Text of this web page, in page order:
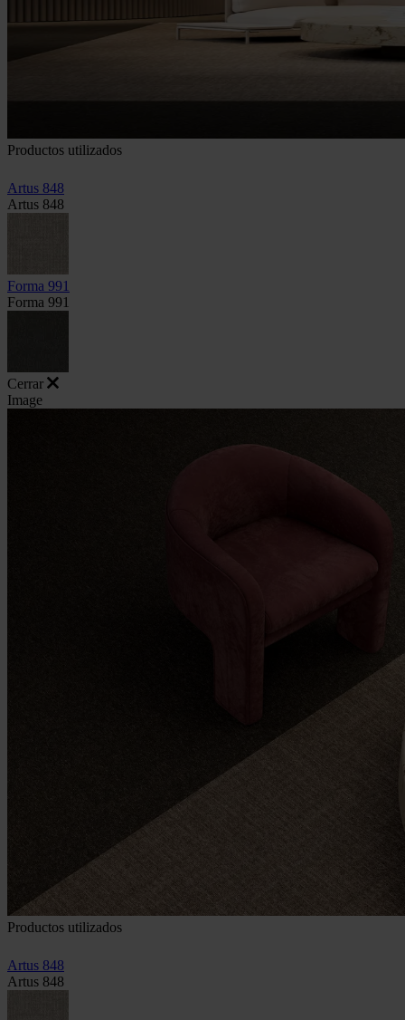
Productos utilizados
Artus 848
Artus 848
Forma 991
Forma 991
Cerrar
Image
Productos utilizados
Artus 848
Artus 848